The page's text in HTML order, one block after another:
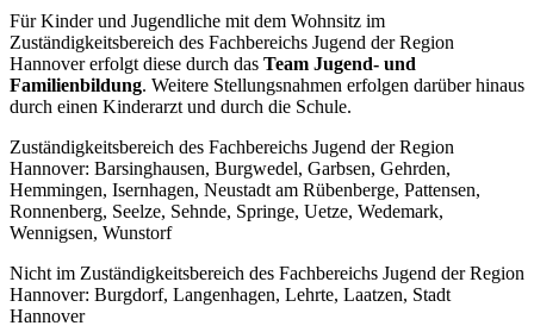
Für Kinder und Jugendliche mit dem Wohnsitz im
Zuständigkeitsbereich des Fachbereichs Jugend der Region
Hannover erfolgt diese durch das Team Jugend- und
Familienbildung. Weitere Stellungsnahmen erfolgen darüber hinaus
durch einen Kinderarzt und durch die Schule.
Zuständigkeitsbereich des Fachbereichs Jugend der Region
Hannover: Barsinghausen, Burgwedel, Garbsen, Gehrden,
Hemmingen, Isernhagen, Neustadt am Rübenberge, Pattensen,
Ronnenberg, Seelze, Sehnde, Springe, Uetze, Wedemark,
Wennigsen, Wunstorf
Nicht im Zuständigkeitsbereich des Fachbereichs Jugend der Region
Hannover: Burgdorf, Langenhagen, Lehrte, Laatzen, Stadt
Hannover